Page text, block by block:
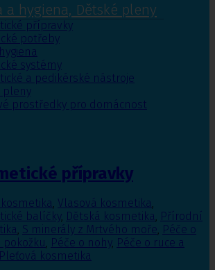
a hygiena, Dětské pleny
přípravky
potřeby
systémy
a pedikérské nástroje
pleny
prostředky pro domácnost
přípravky
, Vlasová kosmetika,
balíčky, Dětská kosmetika, Přírodní
, S minerály z Mrtvého moře, Péče o
pokožku, Péče o nohy, Péče o ruce a
Pleťová kosmetika